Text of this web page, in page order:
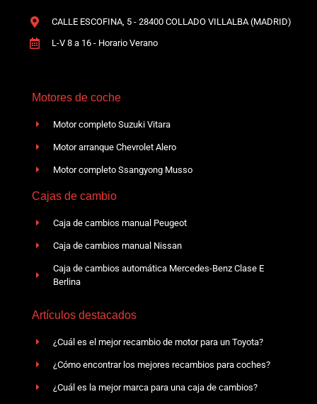
CALLE ESCOFINA, 5 - 28400 COLLADO VILLALBA (MADRID)
L-V 8 a 16 - Horario Verano
Motores de coche
Motor completo Suzuki Vitara
Motor arranque Chevrolet Alero
Motor completo Ssangyong Musso
Cajas de cambio
Caja de cambios manual Peugeot
Caja de cambios manual Nissan
Caja de cambios automática Mercedes-Benz Clase E
Berlina
Artículos destacados
¿Cuál es el mejor recambio de motor para un Toyota?
¿Cómo encontrar los mejores recambios para coches?
¿Cuál es la mejor marca para una caja de cambios?